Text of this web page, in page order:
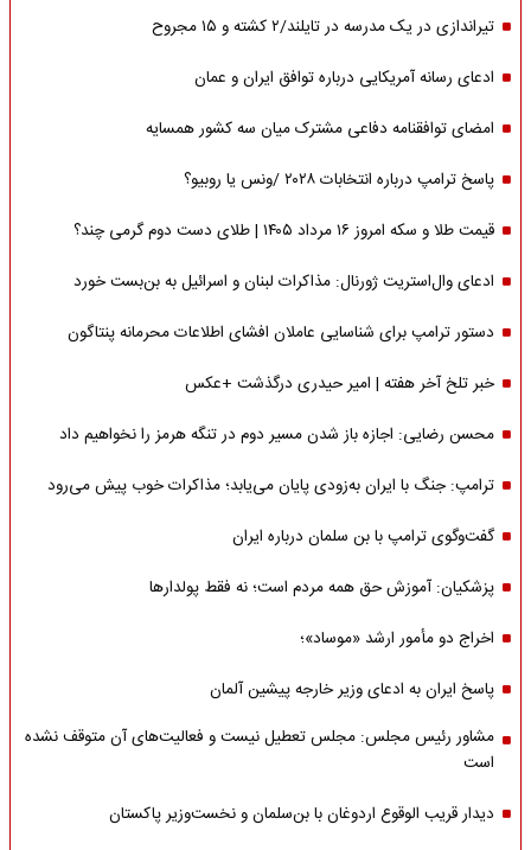
تیراندازی در یک مدرسه در تایلند/۲ کشته و ۱۵ مجروح
ادعای رسانه آمریکایی درباره توافق ایران و عمان
امضای توافقنامه دفاعی مشترک میان سه کشور همسایه
پاسخ ترامپ درباره انتخابات ۲۰۲۸ /ونس یا روبیو؟
قیمت طلا و سکه امروز ۱۶ مرداد ۱۴۰۵ | طلای دست دوم گرمی چند؟
ادعای وال‌استریت ژورنال: مذاکرات لبنان و اسرائیل به بن‌بست خورد
دستور ترامپ برای شناسایی عاملان افشای اطلاعات محرمانه پنتاگون
خبر تلخ آخر هفته | امیر حیدری درگذشت +عکس
محسن رضایی: اجازه باز شدن مسیر دوم در تنگه هرمز را نخواهیم داد
ترامپ: جنگ با ایران به‌زودی پایان می‌یابد؛ مذاکرات خوب پیش می‌رود
گفت‌وگوی ترامپ با بن سلمان درباره ایران
پزشکیان: آموزش حق همه مردم است؛ نه فقط پولدارها
اخراج دو مأمور ارشد «موساد»؛
پاسخ ایران به ادعای وزیر خارجه پیشین آلمان
مشاور رئیس مجلس: مجلس تعطیل نیست و فعالیت‌های آن متوقف نشده
است
دیدار قریب الوقوع اردوغان با بن‌سلمان و نخست‌وزیر پاکستان